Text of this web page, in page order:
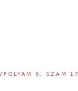
5, SZÁM 17